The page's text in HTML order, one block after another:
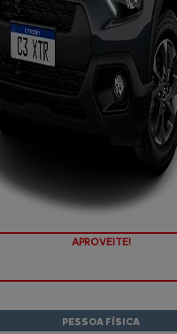
APROVEITE!
PESSOA FÍSICA